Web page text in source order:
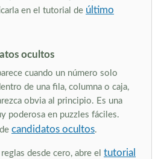
en el tutorial de último
ocultos
cuando un número solo
de una fila, columna o caja,
obvia al principio. Es una
poderosa en puzzles fáciles.
candidatos ocultos.
desde cero, abre el tutorial